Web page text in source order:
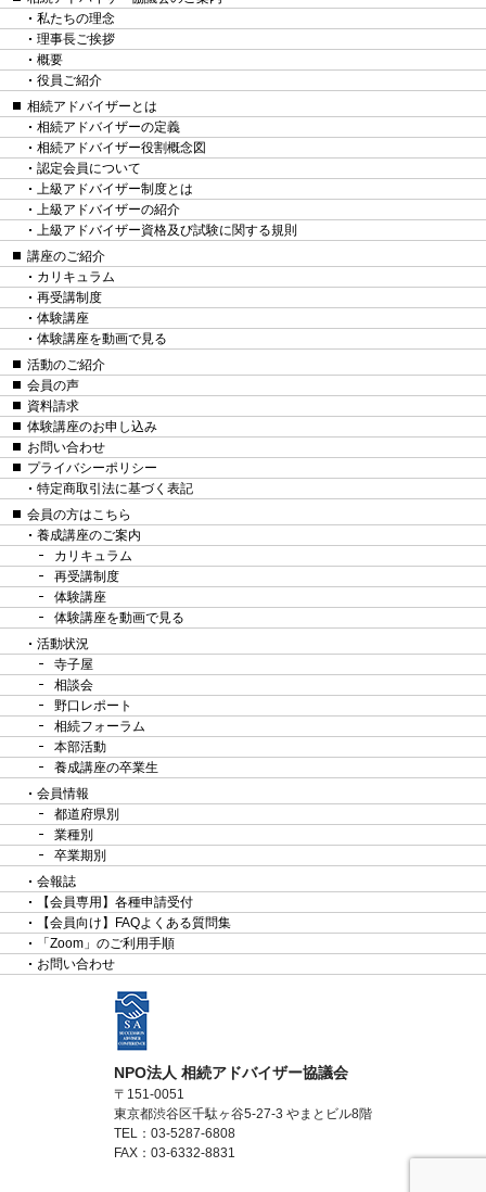
私たちの理念
理事長ご挨拶
概要
役員ご紹介
相続アドバイザーとは
相続アドバイザーの定義
相続アドバイザー役割概念図
認定会員について
上級アドバイザー制度とは
上級アドバイザーの紹介
上級アドバイザー資格及び試験に関する規則
講座のご紹介
カリキュラム
再受講制度
体験講座
体験講座を動画で見る
活動のご紹介
会員の声
資料請求
体験講座のお申し込み
お問い合わせ
プライバシーポリシー
特定商取引法に基づく表記
会員の方はこちら
養成講座のご案内
カリキュラム
再受講制度
体験講座
体験講座を動画で見る
活動状況
寺子屋
相談会
野口レポート
相続フォーラム
本部活動
養成講座の卒業生
会員情報
都道府県別
業種別
卒業期別
会報誌
【会員専用】各種申請受付
【会員向け】FAQよくある質問集
「Zoom」のご利用手順
お問い合わせ
NPO法人 相続アドバイザー協議会
〒151-0051
東京都渋谷区千駄ヶ谷5-27-3 やまとビル8階
TEL：03-5287-6808
FAX：03-6332-8831